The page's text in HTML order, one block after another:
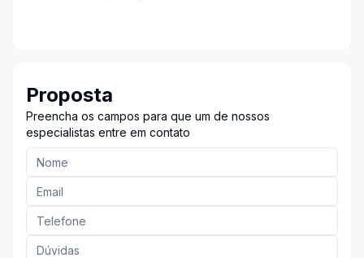
Proposta
Preencha os campos para que um de nossos
especialistas entre em contato